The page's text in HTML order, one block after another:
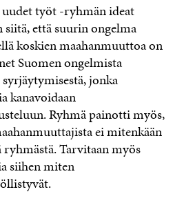
työt -ryhmän ideat
siitä, että suurin ongelma
koskien maahanmuuttoa on
Suomen ongelmista
jonka
kanavoidaan
Ryhmä painotti myös,
ei mitenkään
Tarvitaan myös
siihen miten